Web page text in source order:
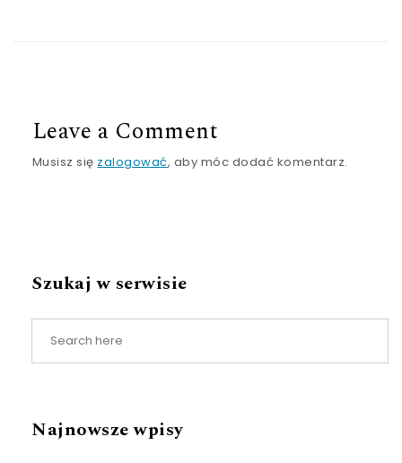
Leave a Comment
Musisz się zalogować, aby móc dodać komentarz.
Szukaj w serwisie
Najnowsze wpisy